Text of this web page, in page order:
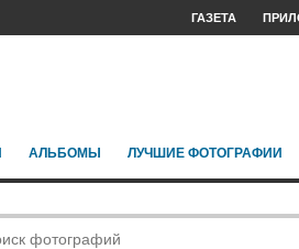
ГАЗЕТА
АЛЬБОМЫ ЛУЧШИЕ ФОТОГРАФИИ